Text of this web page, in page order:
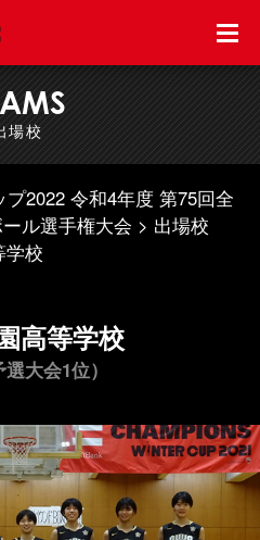
場校
2022 令和4年度 第75回全
ル選手権大会
出場校
学校
高等学校
大会1位）